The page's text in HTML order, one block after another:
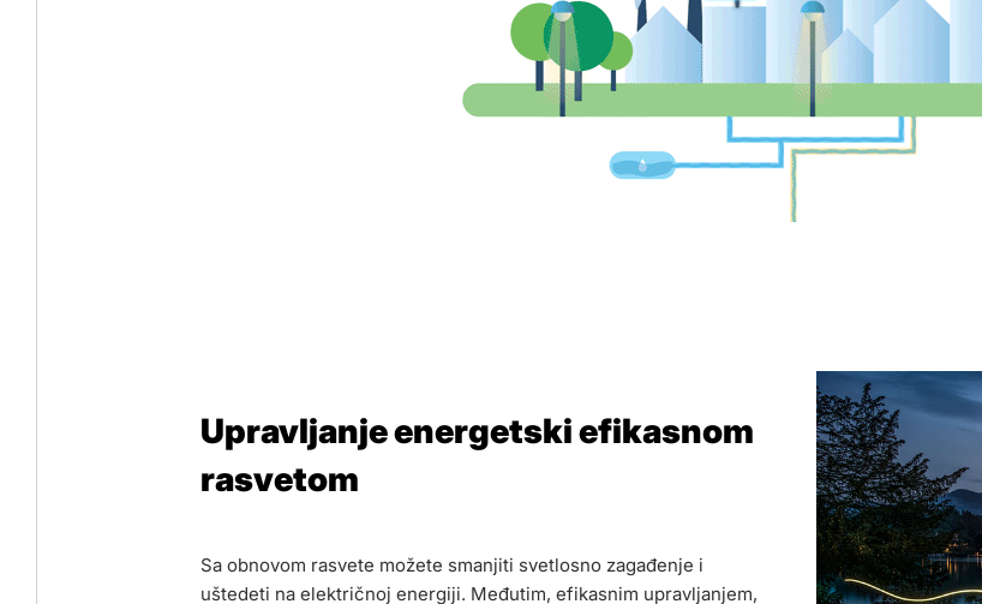
Upravljanje energetski efikasnom
rasvetom
Sa obnovom rasvete možete smanjiti svetlosno zagađenje i
uštedeti na električnoj energiji. Međutim, efikasnim upravljanjem,